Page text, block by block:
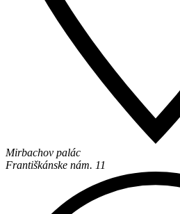
Mirbachov palác
Františkánske nám. 11